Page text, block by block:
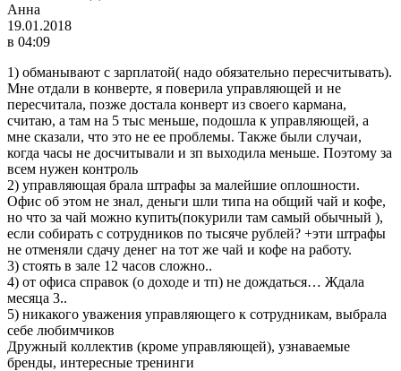
Анна
19.01.2018
в 04:09
1) обманывают с зарплатой( надо обязательно пересчитывать).
Мне отдали в конверте, я поверила управляющей и не
пересчитала, позже достала конверт из своего кармана,
считаю, а там на 5 тыс меньше, подошла к управляющей, а
мне сказали, что это не ее проблемы. Также были случаи,
когда часы не досчитывали и зп выходила меньше. Поэтому за
всем нужен контроль
2) управляющая брала штрафы за малейшие оплошности.
Офис об этом не знал, деньги шли типа на общий чай и кофе,
но что за чай можно купить(покурили там самый обычный ),
если собирать с сотрудников по тысяче рублей? +эти штрафы
не отменяли сдачу денег на тот же чай и кофе на работу.
3) стоять в зале 12 часов сложно..
4) от офиса справок (о доходе и тп) не дождаться… Ждала
месяца 3..
5) никакого уважения управляющего к сотрудникам, выбрала
себе любимчиков
Дружный коллектив (кроме управляющей), узнаваемые
бренды, интересные тренинги